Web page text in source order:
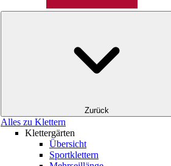
Zurück
Alles zu Klettern
Klettergärten
Übersicht
Sportklettern